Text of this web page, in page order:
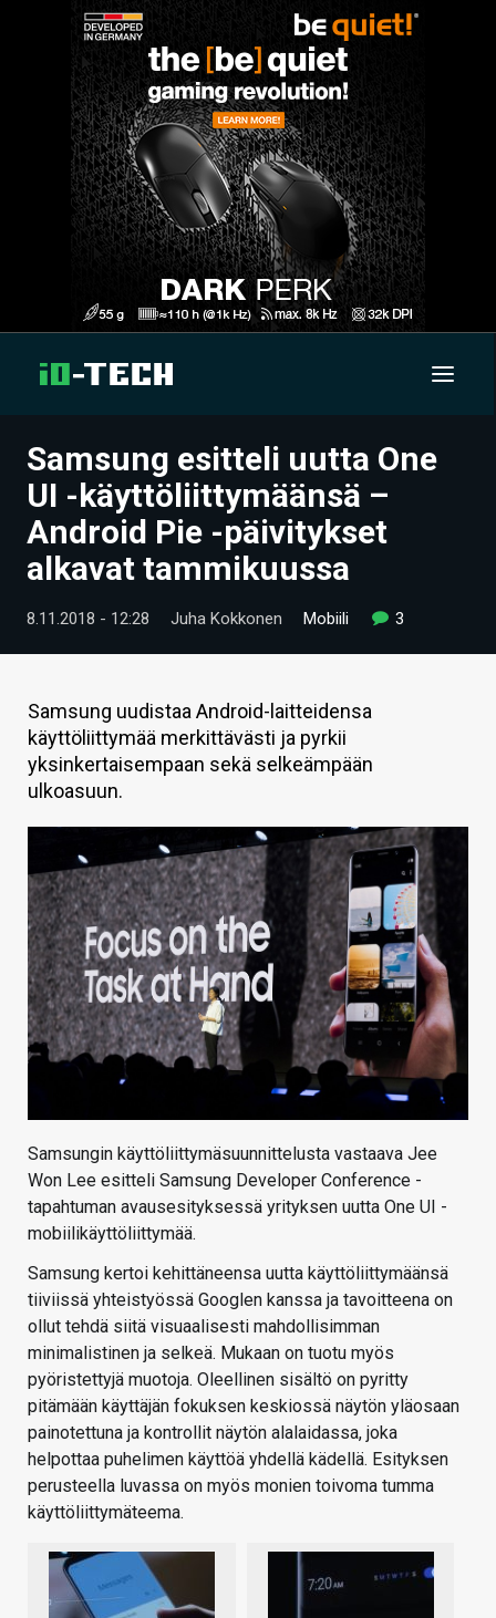
UUTISET
ARTIKKELIT
VIDEOT
TECHBBS
HINTA.FI
KAUPPA
VAIHDA TEEMA
HAKU
Samsung esitteli uutta One
UI -käyttöliittymäänsä –
Android Pie -päivitykset
alkavat tammikuussa
8.11.2018 - 12:28 Juha Kokkonen Mobiili 3
Samsung uudistaa Android-laitteidensa
käyttöliittymää merkittävästi ja pyrkii
yksinkertaisempaan sekä selkeämpään
ulkoasuun.
Samsungin käyttöliittymäsuunnittelusta vastaava Jee
Won Lee esitteli Samsung Developer Conference -
tapahtuman avausesityksessä yrityksen uutta One UI -
mobiilikäyttöliittymää.
Samsung kertoi kehittäneensa uutta käyttöliittymäänsä
tiiviissä yhteistyössä Googlen kanssa ja tavoitteena on
ollut tehdä siitä visuaalisesti mahdollisimman
minimalistinen ja selkeä. Mukaan on tuotu myös
pyöristettyjä muotoja. Oleellinen sisältö on pyritty
pitämään käyttäjän fokuksen keskiossä näytön yläosaan
painotettuna ja kontrollit näytön alalaidassa, joka
helpottaa puhelimen käyttöä yhdellä kädellä. Esityksen
perusteella luvassa on myös monien toivoma tumma
käyttöliittymäteema.